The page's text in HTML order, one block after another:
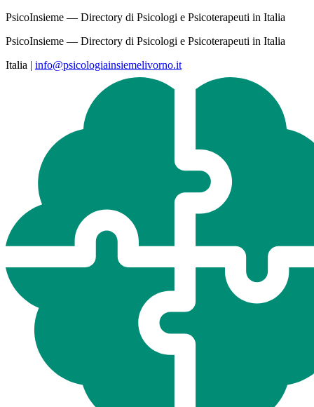
PsicoInsieme — Directory di Psicologi e Psicoterapeuti in Italia
PsicoInsieme — Directory di Psicologi e Psicoterapeuti in Italia
Italia | info@psicologiainsiemelivorno.it